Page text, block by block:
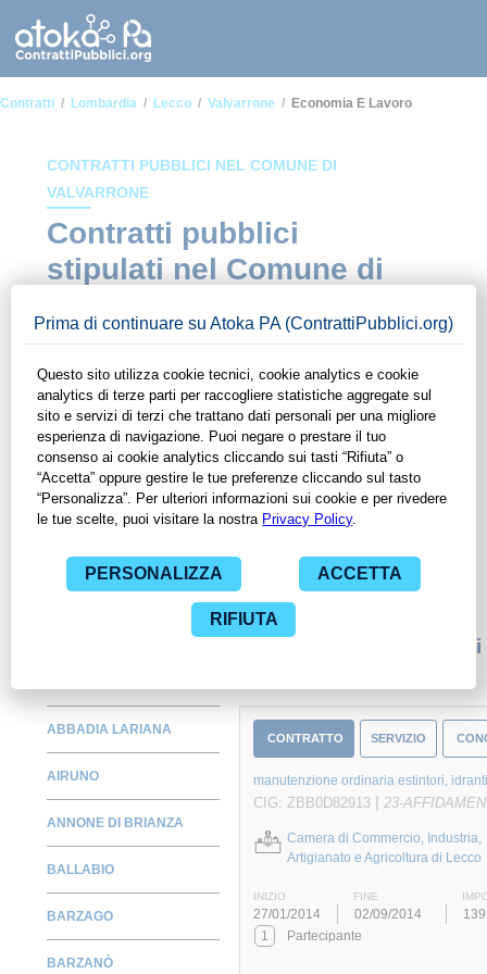
Contratti Lombardia Lecco Valvarrone Economia E Lavoro
CONTRATTI PUBBLICI NEL COMUNE DI
VALVARRONE
Contratti pubblici
stipulati nel Comune di
Economia e lavoro
In questa sezione del sito di ContrattiPubblici.org potrai avere
ad alcuni dei contratti presenti nella piattaforma stipulati
all'interno del Comune di Valvarrone in ambito Economia e
lavoro. Grazie alle funzionalità di ContrattiPubblici.org potrai
monitorare la scadenza dei contratti pubblici di tuo interesse e
programmare la tua attività commerciale con le Pubbliche
Amministrazioni con largo anticipo. Il servizio di
ContrattiPubblici.org offre agli utenti 7 giorni di prova gratuiti
per avere l'opportunità di conoscere e consultare tutti i dati
affidamenti diretti.
Monitora alcuni
ABBADIA LARIANA
AIRUNO
ANNONE DI BRIANZA
BALLABIO
BARZAGO
BARZANÒ
CONTRATTO SERVIZIO
manutenzione ordinaria estintori,
CIG: ZBB0D82913 | 23-
Camera di Commercio, Industria,
Artigianato e Agricoltura di Lecco
INIZIO FINE
27/01/2014 02/09/2014
1
Partecipante